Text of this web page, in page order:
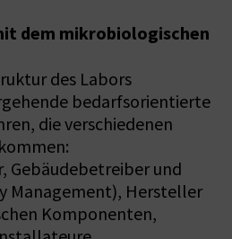
dem mikrobiologischen
des Labors
bedarfsorientierte
die verschiedenen
Gebäudebetreiber und
Management), Hersteller
Komponenten,